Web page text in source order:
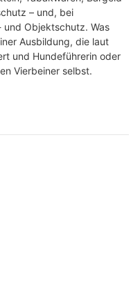
– und, bei
und Objektschutz. Was
Ausbildung, die laut
und Hundeführerin oder
Vierbeiner selbst.